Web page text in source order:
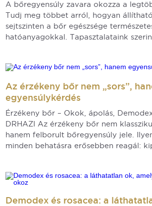
A bőregyensúly zavara okozza a
Tudj meg többet arról, hogyan
sejtszinten a bőr egészsége
hatóanyagokkal. Tapasztalataink
Az érzékeny bőr nem „sors”,
egyensúlykérdés
Érzékeny bőr – Okok, ápolás,
DRHAZI Az érzékeny bőr nem
hanem felborult bőregyensúly jele.
minden behatásra erősebben reagál:
Demodex és rosacea: a